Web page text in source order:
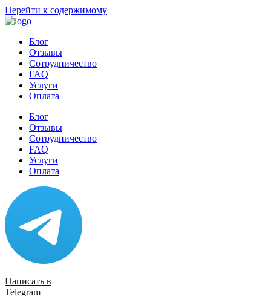
Перейти к содержимому
Блог
Отзывы
Сотрудничество
FAQ
Услуги
Оплата
Блог
Отзывы
Сотрудничество
FAQ
Услуги
Оплата
Написать в
Telegram